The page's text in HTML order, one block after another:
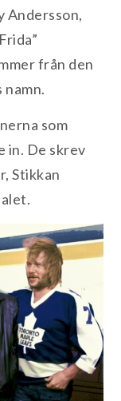
Andersson,
från den
som
in. De skrev
Stikkan